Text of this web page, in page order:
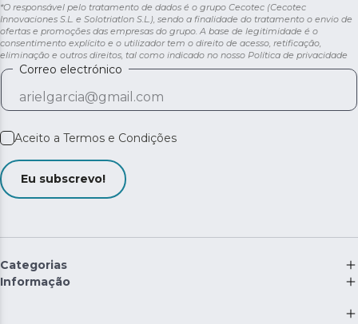
*O responsável pelo tratamento de dados é o grupo Cecotec (Cecotec
Innovaciones S.L. e Solotriatlon S.L.), sendo a finalidade do tratamento o envio de
ofertas e promoções das empresas do grupo. A base de legitimidade é o
consentimento explícito e o utilizador tem o direito de acesso, retificação,
eliminação e outros direitos, tal como indicado no nosso Política de privacidade
Correo electrónico
Aceito a Termos e Condições
Eu subscrevo!
Categorias
Informação